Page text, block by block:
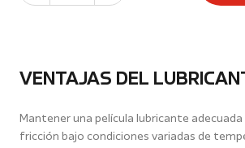
VENTAJAS DEL
Mantener una película lubricante adecuada
fricción bajo condiciones variadas de